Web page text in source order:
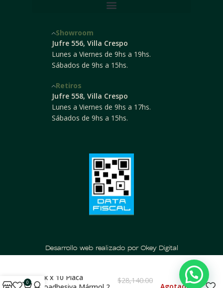
Showroom
Jufre 556, Villa Crespo
Lunes a Viernes de 9hs a 19hs.
Sábados de 9hs a 15hs.
Retiros
Jufre 558, Villa Crespo
Lunes a Viernes de 9hs a 17hs.
Sábados de 9hs a 15hs.
Desarrollo web realizado por Okey Digital
Pack x 10 Placa
$28,140.00
0